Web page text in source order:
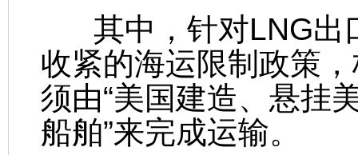
其中，针对LNG出
收紧的海运限制政策
须由“美国建造、悬挂
船舶”来完成运输。